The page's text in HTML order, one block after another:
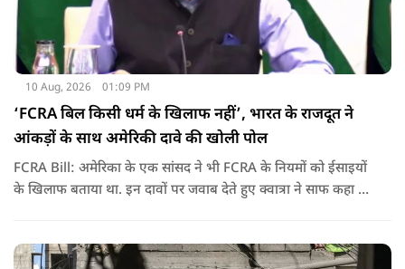
10 Aug, 2026 01:09 PM
‘FCRA बिल किसी धर्म के खिलाफ नहीं’, भारत के राजदूत ने
आंकड़ों के साथ अमेरिकी दावे की खोली पोल
FCRA Bill: अमेरिका के एक सांसद ने भी FCRA के नियमों को ईसाइयों
के खिलाफ बताया था. इन दावों पर जवाब देते हुए क्वात्रा ने साफ कहा कि
पारदर्शिता, जवाबदेही और देश की सुरक्षा से जुड़े पहलू इस कानून के केंद्र